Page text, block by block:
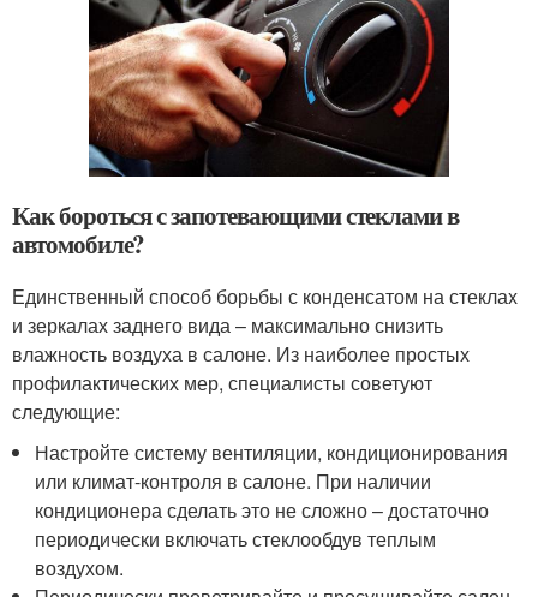
Как бороться с запотевающими стеклами в
автомобиле?
Единственный способ борьбы с конденсатом на стеклах
и зеркалах заднего вида – максимально снизить
влажность воздуха в салоне. Из наиболее простых
профилактических мер, специалисты советуют
следующие:
Настройте систему вентиляции, кондиционирования
или климат-контроля в салоне. При наличии
кондиционера сделать это не сложно – достаточно
периодически включать стеклообдув теплым
воздухом.